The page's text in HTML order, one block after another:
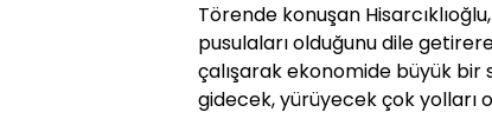
Törende konuşan
pusulaları olduğunu dile
çalışarak ekonomide büyük bir
gidecek, yürüyecek çok yolları